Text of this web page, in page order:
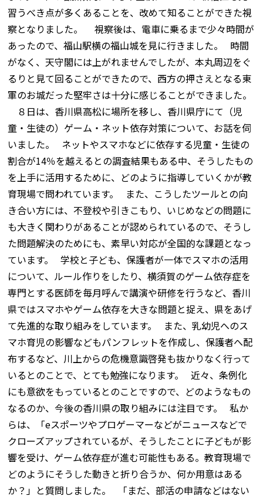
習うべき点が多くあることを、改めて知ることができた視
察となりました。 視察後は、電車に乗るまで少々時間が
あったので、福山駅横の福山城を見に行きました。 時間
がなく、天守閣には上がれませんでしたが、本丸周辺をぐ
るりと見て回ることができたので、西方の押さえとなる東
軍のお城だった堅牢さは十分に感じることができました。
８日は、香川県高松に場所を移し、香川県庁にて（児
童・生徒の）ゲーム・ネット依存対策について、お話を伺
いました。 ネットやスマホなどに依存する児童・生徒の
割合が14％を越えるとの調査結果もある中、そうしたもの
を上手に活用するために、どのように指導していくかが教
育現場で問われています。 また、こうしたツールとの向
き合い方には、不登校や引きこもり、いじめなどの問題に
も大きく関わりがあることが認められているので、そうし
た問題解決のためにも、素早い対応が全国的な課題となっ
ています。 学校と子ども、保護者が一体でスマホの活用
について、ルール作りをしたり、横須賀のゲーム依存症を
専門とする医師を毎月呼んで講演や研修を行うなど、香川
県ではスマホやゲーム依存を大きな問題と捉え、県をあげ
て先進的な取り組みをしています。 また、乳幼児へのス
マホ育児の影響などもパンフレットを作成し、保護者へ配
布するなど、川上からの危機意識啓発も抜かりなく行って
いるとのことで、とても勉強になります。 近々、条例化
にも意欲をもっているとのことですので、どのようなもの
なるのか、今後の香川県の取り組みには注目です。 私か
らは、「eスポーツやプロゲーマーなどがニュースなどで
クローズアップされているが、そうしたことに子どもが影
響を受け、ゲーム依存症が進む可能性もある。教育現場で
どのようにそうした動きと折り合うか、何か用意はある
か？」と質問しました。 「まだ、部活の申請などはない